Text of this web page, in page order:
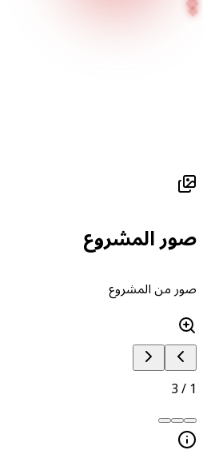
صور المشروع
صور من المشروع
1
/
3